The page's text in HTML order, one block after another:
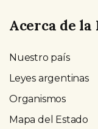
Acerca de
Nuestro país
Leyes argentinas
Organismos
Mapa del Estado